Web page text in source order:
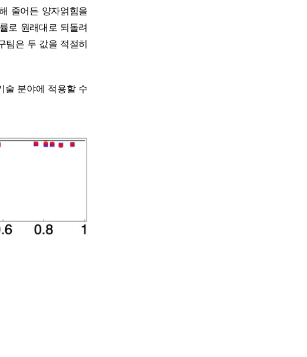
줄어든 양자얽힘을
로 원래대로 되돌려
팀은 두 값을 적절히
술 분야에 적용할 수